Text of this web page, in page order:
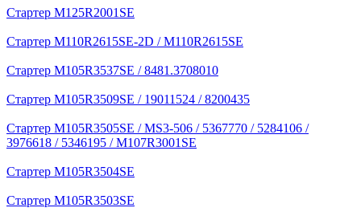
Стартер M125R2001SE
Стартер M110R2615SE-2D / M110R2615SE
Стартер M105R3537SE / 8481.3708010
Стартер M105R3509SE / 19011524 / 8200435
Стартер M105R3505SE / MS3-506 / 5367770 / 5284106 /
3976618 / 5346195 / M107R3001SE
Стартер M105R3504SE
Стартер M105R3503SE